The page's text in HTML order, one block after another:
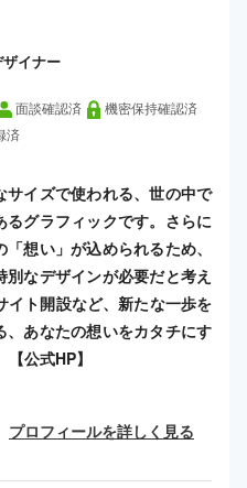
ザイナー
面談確認済
機密保持確認済
済
サイズで使われる、世の中で
グラフィックです。さらに
想い」が込められるため、
なデザインが必要だと考え
ト開設など、新たな一歩を
あなたの想いをカタチにす
公式HP】
プロフィールを詳しく見る